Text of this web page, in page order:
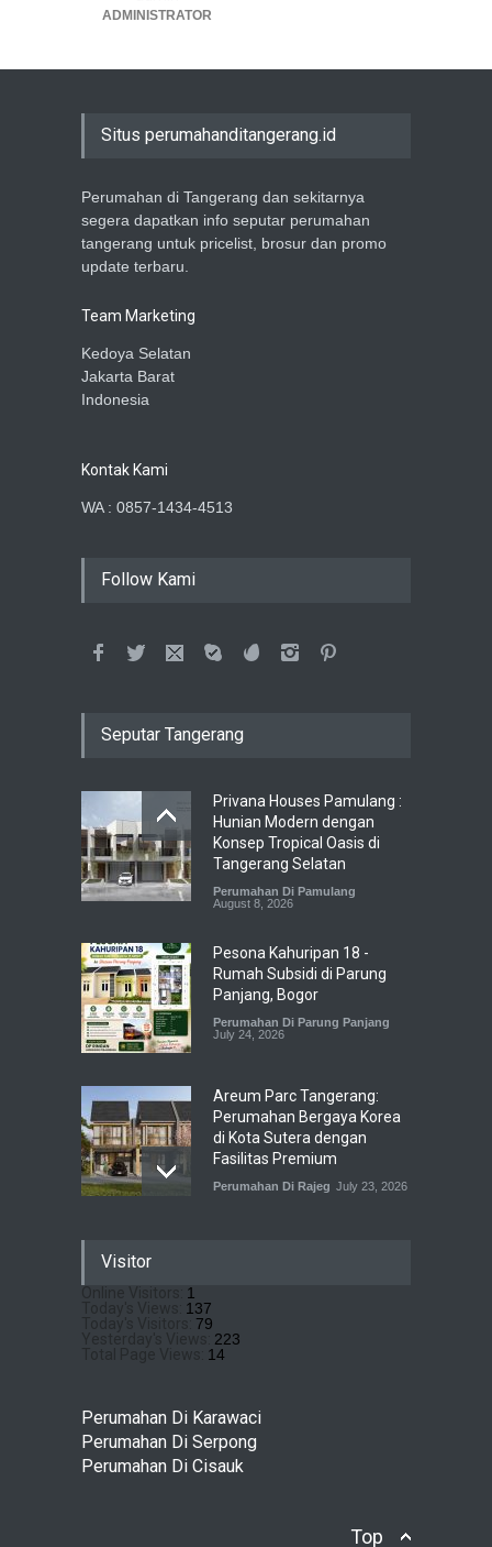
ADMINISTRATOR
Situs perumahanditangerang.id
Perumahan di Tangerang dan sekitarnya
segera dapatkan info seputar perumahan
tangerang untuk pricelist, brosur dan promo
update terbaru.
Team Marketing
Kedoya Selatan
Jakarta Barat
Indonesia
Kontak Kami
WA : 0857-1434-4513
Follow Kami
Seputar Tangerang
Privana Houses Pamulang :
Hunian Modern dengan
Konsep Tropical Oasis di
Tangerang Selatan
Perumahan Di Pamulang
August 8, 2026
Pesona Kahuripan 18 -
Rumah Subsidi di Parung
Panjang, Bogor
Perumahan Di Parung Panjang
July 24, 2026
Areum Parc Tangerang:
Perumahan Bergaya Korea
di Kota Sutera dengan
Fasilitas Premium
Perumahan Di Rajeg July 23, 2026
Pricelistnya Disini Ya!
Perumahan di Cirendeu
July 3, 2026
Visitor
1
137
79
223
14
Perumahan Di Karawaci
Perumahan Di Serpong
Perumahan Di Cisauk
Top